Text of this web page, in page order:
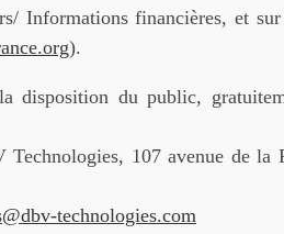
Informations financières, et
).
disposition du public,
107 avenue de la
technologies.com